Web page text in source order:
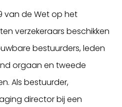
van de Wet op het
verzekeraars beschikken
bestuurders, leden
orgaan en tweede
Als bestuurder,
director bij een